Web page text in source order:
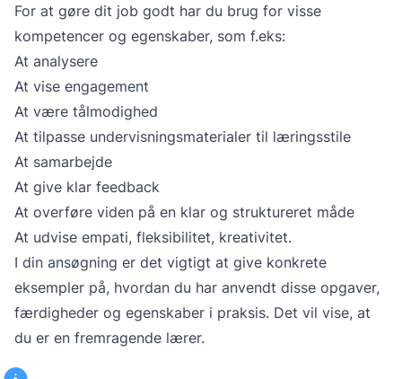
For at gøre dit job godt har du brug for visse
kompetencer og egenskaber, som f.eks:
At analysere
At vise engagement
At være tålmodighed
At tilpasse undervisningsmaterialer til læringsstile
At samarbejde
At give klar feedback
At overføre viden på en klar og struktureret måde
At udvise empati, fleksibilitet, kreativitet.
I din ansøgning er det vigtigt at give konkrete
eksempler på, hvordan du har anvendt disse opgaver,
færdigheder og egenskaber i praksis. Det vil vise, at
du er en fremragende lærer.